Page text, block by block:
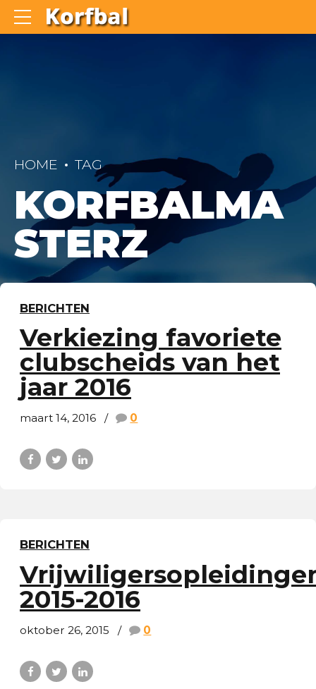
HOME TAG
KORFBALMA
STERZ
BERICHTEN
Verkiezing favoriete
clubscheids van het
jaar 2016
maart 14, 2016 0
BERICHTEN
2015-2016
oktober 26, 2015 0